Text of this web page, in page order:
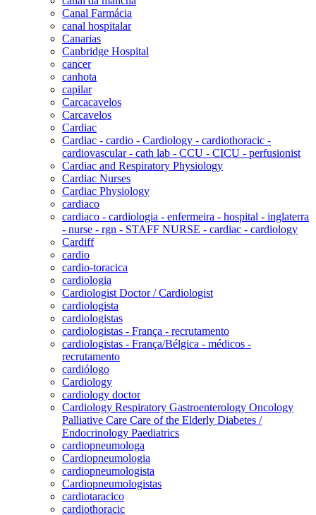
Canal Farmácia
canal hospitalar
Canarias
Canbridge Hospital
cancer
canhota
capilar
Carcacavelos
Carcavelos
Cardiac
Cardiac - cardio - Cardiology - cardiothoracic -
cardiovascular - cath lab - CCU - CICU - perfusionist
Cardiac and Respiratory Physiology
Cardiac Nurses
Cardiac Physiology
cardiaco
cardiaco - cardiologia - enfermeira - hospital - inglaterra
- nurse - rgn - STAFF NURSE - cardiac - cardiology
Cardiff
cardio
cardio-toracica
cardiologia
Cardiologist Doctor / Cardiologist
cardiologista
cardiologistas
cardiologistas - França - recrutamento
cardiologistas - França/Bélgica - médicos -
recrutamento
cardiólogo
Cardiology
cardiology doctor
Cardiology Respiratory Gastroenterology Oncology
Palliative Care Care of the Elderly Diabetes /
Endocrinology Paediatrics
cardiopneumologa
Cardiopneumologia
cardiopneumologista
Cardiopneumologistas
cardiotaracico
cardiothoracic